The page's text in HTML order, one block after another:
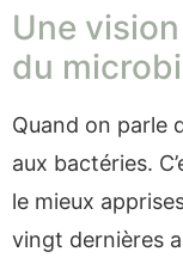
Une
du
Quand on parle
aux bactéries.
le mieux
vingt dernières